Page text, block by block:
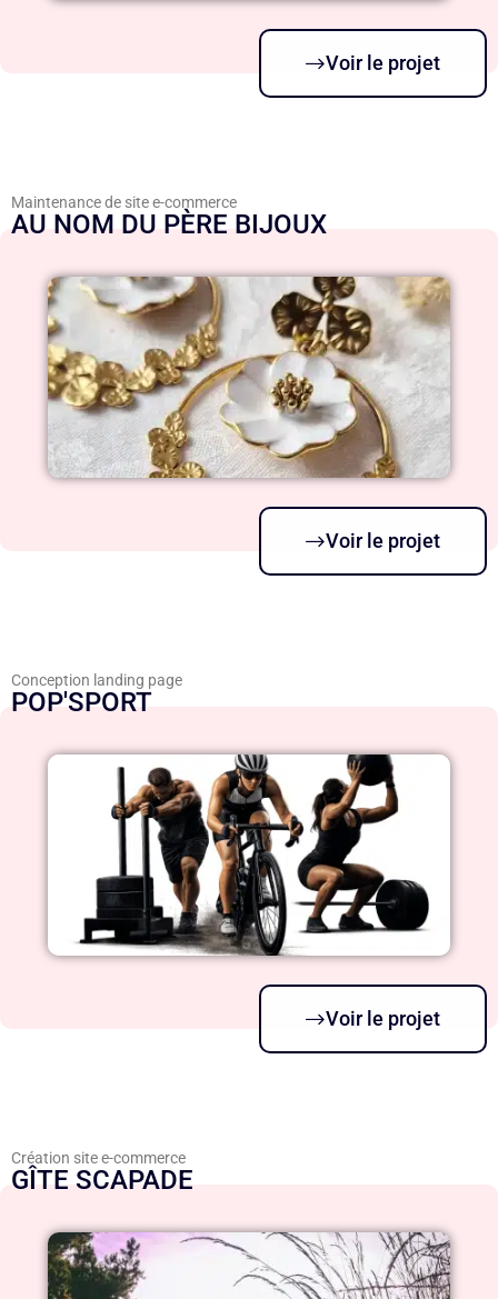
Voir le projet
Maintenance de site e-commerce
AU NOM DU PÈRE BIJOUX
Voir le projet
Conception landing page
POP'SPORT
Voir le projet
Création site e-commerce
GÎTE SCAPADE